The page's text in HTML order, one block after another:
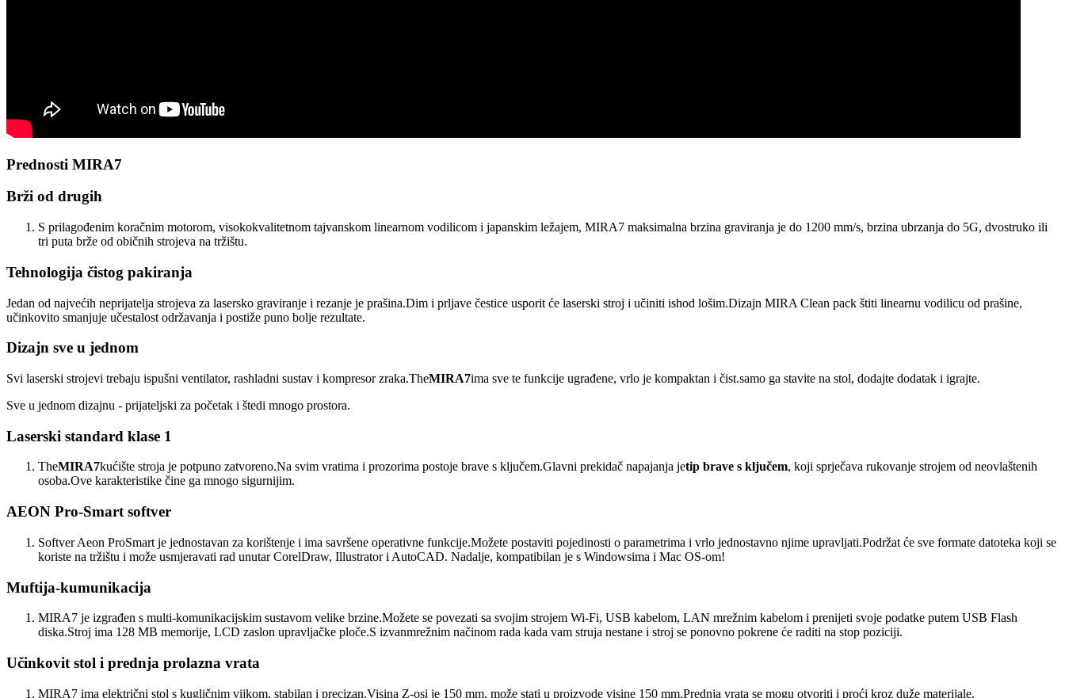
Prednosti MIRA7
Brži od drugih
S prilagođenim koračnim motorom, visokokvalitetnom tajvanskom linearnom vodilicom i japanskim ležajem, MIRA7 maksimalna brzina graviranja je do 1200 mm/s, brzina ubrzanja do 5G, dvostruko ili
tri puta brže od običnih strojeva na tržištu.
Tehnologija čistog pakiranja
Jedan od najvećih neprijatelja strojeva za lasersko graviranje i rezanje je prašina.Dim i prljave čestice usporit će laserski stroj i učiniti ishod lošim.Dizajn MIRA Clean pack štiti linearnu vodilicu od prašine,
učinkovito smanjuje učestalost održavanja i postiže puno bolje rezultate.
Dizajn sve u jednom
Svi laserski strojevi trebaju ispušni ventilator, rashladni sustav i kompresor zraka.TheMIRA7ima sve te funkcije ugrađene, vrlo je kompaktan i čist.samo ga stavite na stol, dodajte dodatak i igrajte.
Sve u jednom dizajnu - prijateljski za početak i štedi mnogo prostora.
Laserski standard klase 1
TheMIRA7kućište stroja je potpuno zatvoreno.Na svim vratima i prozorima postoje brave s ključem.Glavni prekidač napajanja jetip brave s ključem, koji sprječava rukovanje strojem od neovlaštenih
osoba.Ove karakteristike čine ga mnogo sigurnijim.
AEON Pro-Smart softver
Softver Aeon ProSmart je jednostavan za korištenje i ima savršene operativne funkcije.Možete postaviti pojedinosti o parametrima i vrlo jednostavno njime upravljati.Podržat će sve formate datoteka koji se
koriste na tržištu i može usmjeravati rad unutar CorelDraw, Illustrator i AutoCAD. Nadalje, kompatibilan je s Windowsima i Mac OS-om!
Muftija-kumunikacija
MIRA7 je izgrađen s multi-komunikacijskim sustavom velike brzine.Možete se povezati sa svojim strojem Wi-Fi, USB kabelom, LAN mrežnim kabelom i prenijeti svoje podatke putem USB Flash
diska.Stroj ima 128 MB memorije, LCD zaslon upravljačke ploče.S izvanmrežnim načinom rada kada vam struja nestane i stroj se ponovno pokrene će raditi na stop poziciji.
Učinkovit stol i prednja prolazna vrata
MIRA7 ima električni stol s kugličnim vijkom, stabilan i precizan.Visina Z-osi je 150 mm, može stati u proizvode visine 150 mm.Prednja vrata se mogu otvoriti i proći kroz duže materijale.